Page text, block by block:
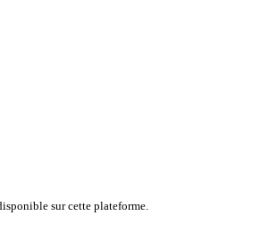
sur cette plateforme.